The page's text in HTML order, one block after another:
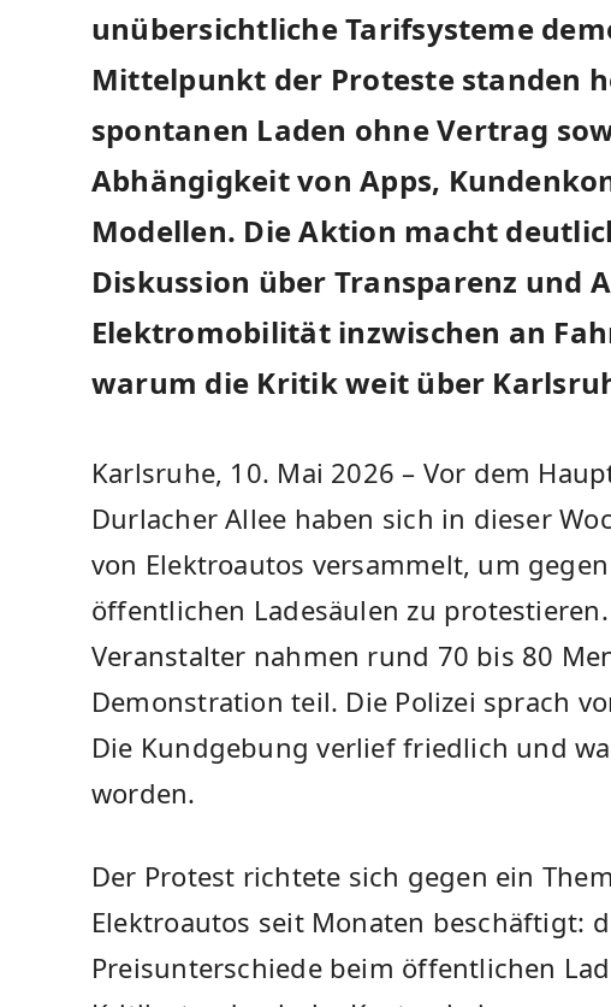
unübersichtliche Tarifsysteme
Mittelpunkt der Proteste standen
spontanen Laden ohne Vertrag
Abhängigkeit von Apps,
Modellen. Die Aktion macht
Diskussion über Transparenz und
Elektromobilität inzwischen an
warum die Kritik weit über
Karlsruhe, 10. Mai 2026 – Vor dem
Durlacher Allee haben sich in dieser
von Elektroautos versammelt, um
öffentlichen Ladesäulen zu
Veranstalter nahmen rund 70 bis 80
Demonstration teil. Die Polizei sprach
Die Kundgebung verlief friedlich und
worden.
Der Protest richtete sich gegen ein
Elektroautos seit Monaten beschäftigt:
Preisunterschiede beim öffentlichen